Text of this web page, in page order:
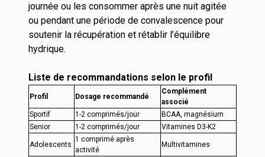
journée ou les consommer après une nuit agitée
ou pendant une période de convalescence pour
soutenir la récupération et rétablir l’équilibre
hydrique.
Liste de recommandations selon le profil
Profil Dosage recommandé
Complément
associé
Sportif
1-2 comprimés/jour
BCAA, magnésium
Senior
1-2 comprimés/jour Vitamines D3-K2
Adolescents
1 comprimé après
activité
Multivitamines